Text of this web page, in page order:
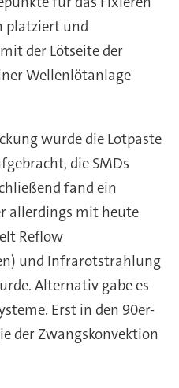
platziert und
der Lötseite der
Wellenlötanlage
wurde die Lotpaste
die SMDs
fand ein
allerdings mit heute
Reflow
und Infrarotstrahlung
Alternativ gabe es
Erst in den 90er-
der Zwangskonvektion